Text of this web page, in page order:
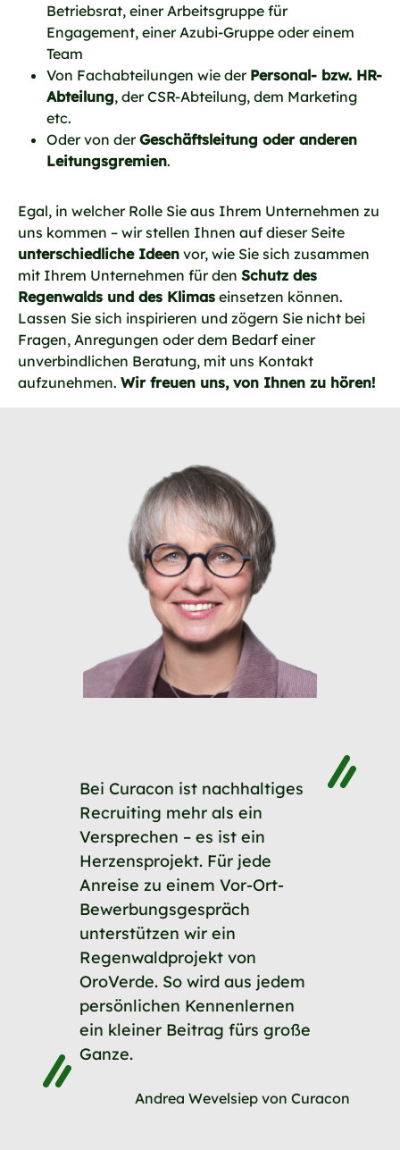
Betriebsrat, einer Arbeitsgruppe für
Engagement, einer Azubi-Gruppe oder einem
Team
Von Fachabteilungen wie der Personal- bzw. HR-
Abteilung, der CSR-Abteilung, dem Marketing
etc.
Oder von derGeschäftsleitung oder anderen
Leitungsgremien.
Egal, in welcher Rolle Sie aus Ihrem Unternehmen zu
uns kommen – wir stellen Ihnen auf dieser Seite
unterschiedliche Ideen vor, wie Sie sich zusammen
mit Ihrem Unternehmen für den Schutz des
Regenwalds und des Klimas einsetzen können.
Lassen Sie sich inspirieren und zögern Sie nicht bei
Fragen, Anregungen oder dem Bedarf einer
unverbindlichen Beratung, mit uns Kontakt
aufzunehmen. Wir freuen uns, von Ihnen zu hören!
Bei Curacon ist nachhaltiges
Recruiting mehr als ein
Versprechen – es ist ein
Herzensprojekt. Für jede
Anreise zu einem Vor-Ort-
Bewerbungsgespräch
unterstützen wir ein
Regenwaldprojekt von
OroVerde. So wird aus jedem
persönlichen Kennenlernen
ein kleiner Beitrag fürs große
Ganze.
Andrea Wevelsiep von Curacon